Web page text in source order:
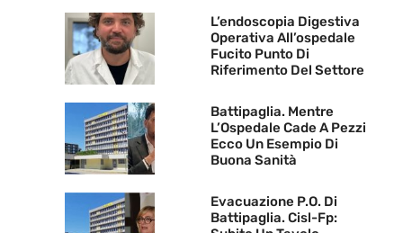
L’endoscopia Digestiva
Operativa All’ospedale
Fucito Punto Di
Riferimento Del Settore
Battipaglia. Mentre
L’Ospedale Cade A Pezzi
Ecco Un Esempio Di
Buona Sanità
Evacuazione P.O. Di
Battipaglia. Cisl-Fp: